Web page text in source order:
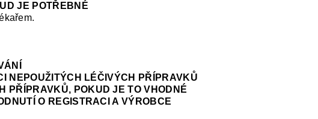
JE POTŘEBNÉ
NEPOUŽITÝCH LÉČIVÝCH PŘÍPRAVKŮ
PŘÍPRAVKŮ, POKUD JE TO VHODNÉ
O REGISTRACI A VÝROBCE